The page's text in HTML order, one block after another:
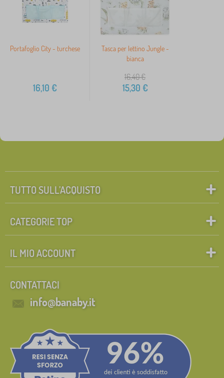
Portafoglio City - turchese
16,10 €
Tasca per lettino Jungle -
bianca
16,40€
15,30 €
TUTTO SULL’ACQUISTO
CATEGORIE TOP
IL MIO ACCOUNT
CONTATTACI
info@banaby.it